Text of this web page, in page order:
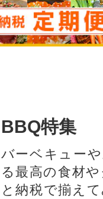
BBQ特集
バーベキュー
る最高の食材
と納税で揃え